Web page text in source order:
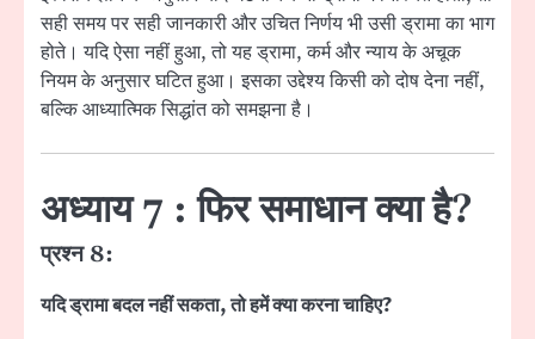
सही समय पर सही जानकारी और उचित निर्णय भी उसी ड्रामा का भाग
होते। यदि ऐसा नहीं हुआ, तो यह ड्रामा, कर्म और न्याय के अचूक
नियम के अनुसार घटित हुआ। इसका उद्देश्य किसी को दोष देना नहीं,
बल्कि आध्यात्मिक सिद्धांत को समझना है।
अध्याय 7 : फिर समाधान क्या है?
प्रश्न 8:
यदि ड्रामा बदल नहीं सकता, तो हमें क्या करना चाहिए?